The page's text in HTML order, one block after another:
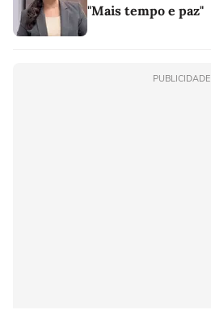
"Mais tempo e paz"
PUBLICIDADE